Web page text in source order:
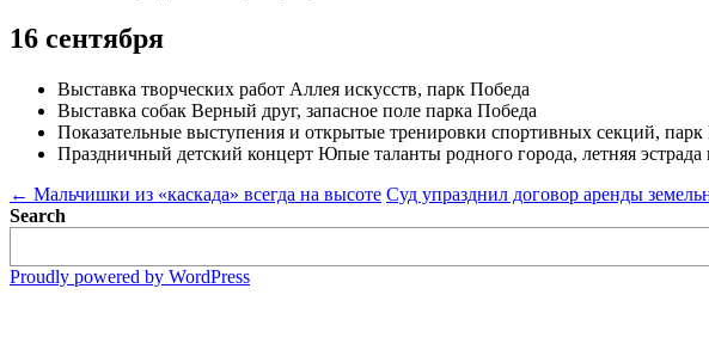
16 сентября
Выставка творческих работ Аллея искусств, парк Победа
Выставка собак Верный друг, запасное поле парка Победа
Показательные выступения и открытые тренировки спортивных секций, парк
Праздничный детский концерт Юпые таланты родного города, летняя эстрада
Post
navigation
← Мальчишки из «каскада» всегда на высоте Суд упразднил договор аренды
Search
Proudly powered by WordPress